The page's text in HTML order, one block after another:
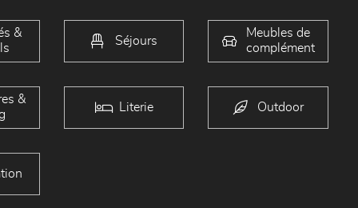
&
Séjours
Meubles de
complément
&
Literie Outdoor